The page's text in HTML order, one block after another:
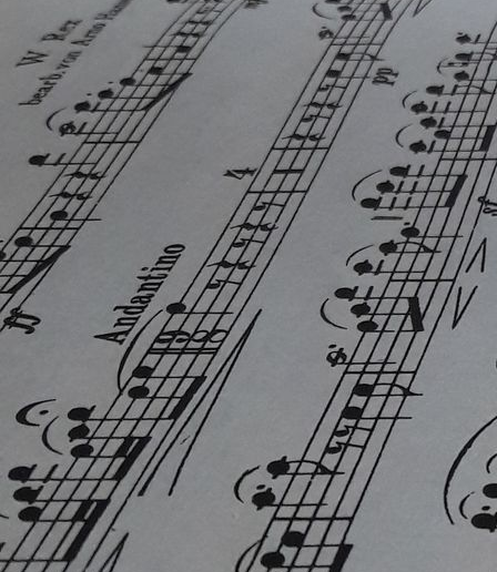
WhatsApp Image 2025-12-11 at 15.12.37